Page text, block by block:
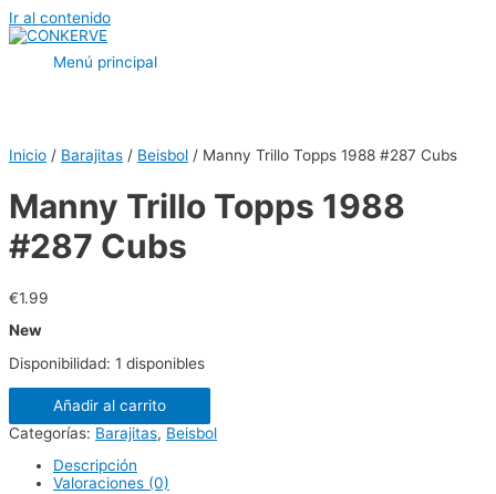
Ir al contenido
Menú principal
Inicio / Barajitas / Beisbol / Manny Trillo Topps 1988 #287 Cubs
Manny Trillo Topps 1988
#287 Cubs
€1.99
New
Disponibilidad: 1 disponibles
Añadir al carrito
Categorías: Barajitas, Beisbol
Descripción
Valoraciones (0)